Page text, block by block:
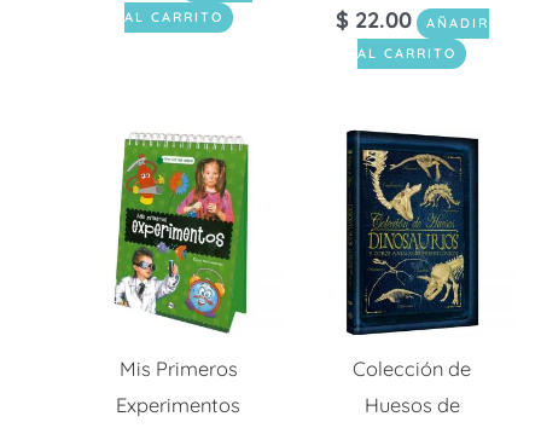
AL CARRITO
$ 22.00
AÑADIR
AL CARRITO
Mis Primeros
Experimentos
Colección de
Huesos de